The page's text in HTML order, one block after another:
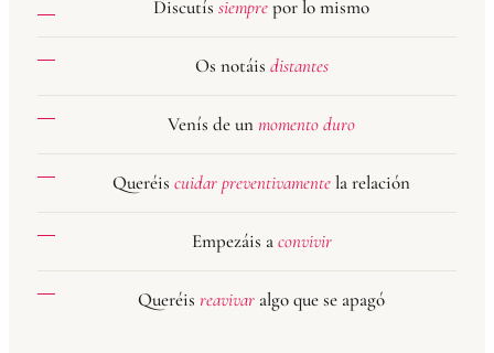
Discutís siemprepor lo mismo
Os notáis distantes
Venís de unmomento duro
Queréis cuidar preventivamentela relación
Empezáis aconvivir
Queréis reavivar algo que se apagó